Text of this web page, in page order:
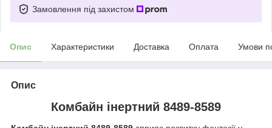
Замовлення під захистом
Опис Характеристики Доставка Оплата Умови
Опис
Комбайн інертний 8489-8589